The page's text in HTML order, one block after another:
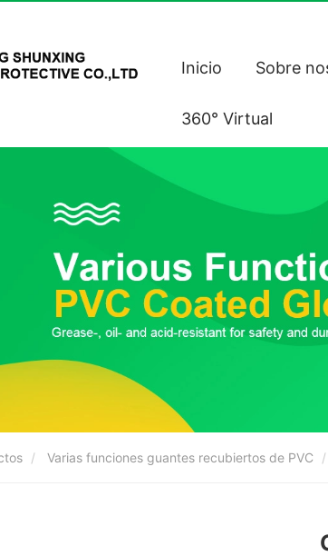
Inicio Sobre
360° Virtual
Varias funciones guantes recubiertos de PVC